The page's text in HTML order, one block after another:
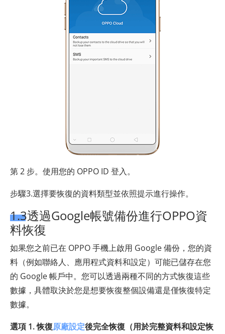
第 2 步。使用您的 OPPO ID 登入。
步驟3.選擇要恢復的資料類型並依照提示進行操作。
1.3透過Google帳號備份進行OPPO資
料恢復
如果您之前已在 OPPO 手機上啟用 Google 備份，您的資
料（例如聯絡人、應用程式資料和設定）可能已儲存在您
的 Google 帳戶中。您可以透過兩種不同的方式恢復這些
數據，具體取決於您是想要恢復整個設備還是僅恢復特定
數據。
選項 1. 恢復原廠設定後完全恢復（用於完整資料和設定恢